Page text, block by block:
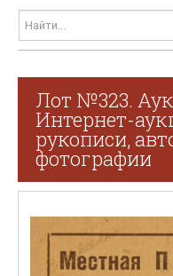
Лот №323.
Интернет-
рукописи,
фотографии